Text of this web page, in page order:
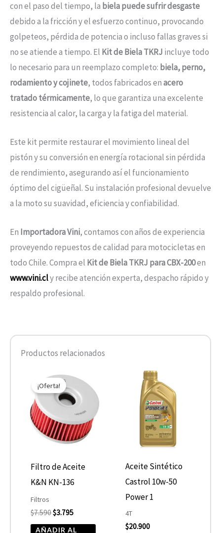
con el paso del tiempo, la biela puede sufrir desgaste
debido a la fricción y el esfuerzo continuo, provocando
golpeteos, pérdida de potencia o incluso fallas graves si
no se atiende a tiempo. El Kit de Biela TKRJ incluye todo
lo necesario para un reemplazo completo: biela, perno,
rodamiento y cojinete, todos fabricados enacero
tratado térmicamente, lo que garantiza una excelente
resistencia al calor, la carga y la fatiga del material.
Este kit permite restaurar el movimiento lineal del
pistón y su conversión en energía rotacional sin pérdida
de rendimiento, asegurando así el funcionamiento
óptimo del cigüeñal. Su instalación profesional devuelve
a la moto su suavidad, eficiencia y confiabilidad.
En Importadora Vini, contamos con años de experiencia
proveyendo repuestos de calidad para motocicletas en
todo Chile. Compra el Kit de Biela TKRJ para CBX-200en
www.vini.cly recibe atención experta, despacho rápido y
respaldo profesional.
Productos relacionados
¡Oferta!
Filtro de Aceite
K&N KN-136
Filtros
$7.590
precio
original
era:
$3.795
precio
actual
es:
$3.795.
AÑADIR AL
Aceite Sintético
Castrol 10w-50
Power 1
4T
$20.900